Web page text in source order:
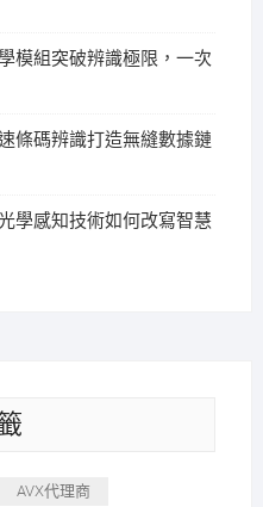
模組突破辨識極限，一次
條碼辨識打造無縫數據鏈
學感知技術如何改寫智慧
AVX代理商